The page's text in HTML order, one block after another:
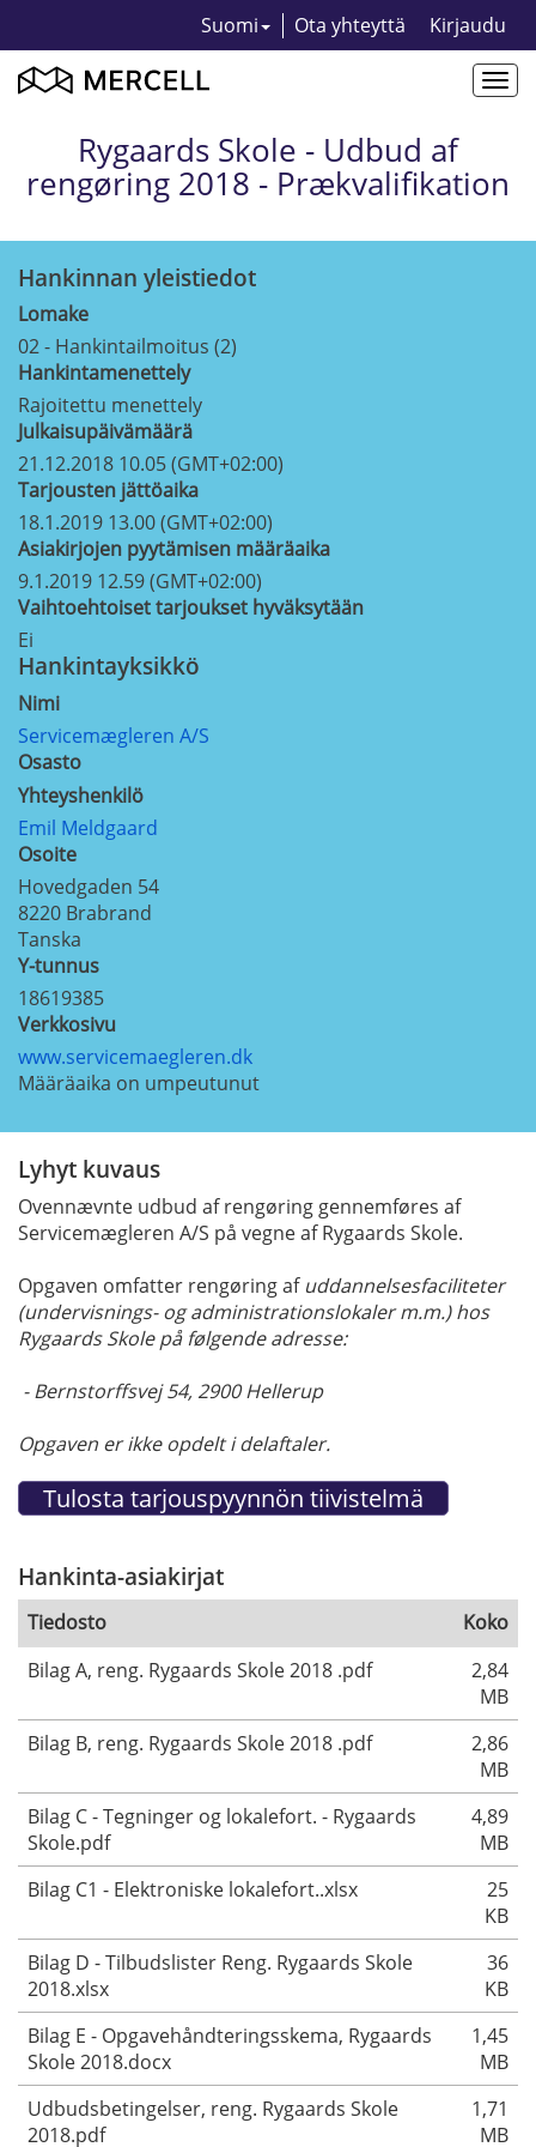
Suomi Ota yhteyttä Kirjaudu
Rygaards Skole - Udbud af
rengøring 2018 - Prækvalifikation
Hankinnan yleistiedot
Lomake
02 - Hankintailmoitus (2)
Hankintamenettely
Rajoitettu menettely
Julkaisupäivämäärä
21.12.2018 10.05 (GMT+02:00)
Tarjousten jättöaika
18.1.2019 13.00 (GMT+02:00)
Asiakirjojen pyytämisen määräaika
9.1.2019 12.59 (GMT+02:00)
Vaihtoehtoiset tarjoukset hyväksytään
Ei
Hankintayksikkö
Nimi
Servicemægleren A/S
Osasto
Yhteyshenkilö
Emil Meldgaard
Osoite
Hovedgaden 54
8220 Brabrand
Tanska
Y-tunnus
18619385
Verkkosivu
www.servicemaegleren.dk
Määräaika on umpeutunut
Lyhyt kuvaus
Ovennævnte udbud af rengøring gennemføres af
Servicemægleren A/S på vegne af Rygaards Skole.
Opgaven omfatter rengøring af uddannelsesfaciliteter
(undervisnings- og administrationslokaler m.m.) hos
Rygaards Skole på følgende adresse:
- Bernstorffsvej 54, 2900 Hellerup
Opgaven er ikke opdelt i delaftaler.
Hankinta-asiakirjat
Tiedosto
Koko
Bilag A, reng. Rygaards Skole 2018 .pdf
2,84
MB
Bilag B, reng. Rygaards Skole 2018 .pdf
2,86
MB
Bilag C - Tegninger og lokalefort. - Rygaards
Skole.pdf
4,89
MB
Bilag C1 - Elektroniske lokalefort..xlsx
25
KB
Bilag D - Tilbudslister Reng. Rygaards Skole
2018.xlsx
36
KB
Bilag E - Opgavehåndteringsskema, Rygaards
Skole 2018.docx
1,45
MB
Udbudsbetingelser, reng. Rygaards Skole
2018.pdf
1,71
MB